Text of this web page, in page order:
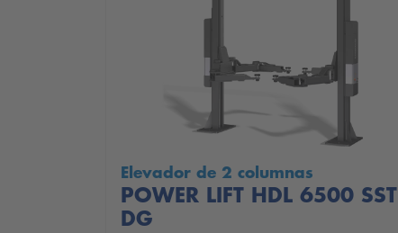
Elevador de 2 columnas
POWER LIFT HDL 6500 SST
DG